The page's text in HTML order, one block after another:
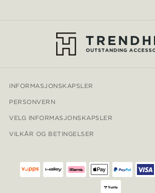
INFORMASJONSKAPSLER
PERSONVERN
VELG INFORMASJONSKAPSLER
VILKÅR OG BETINGELSER